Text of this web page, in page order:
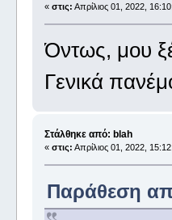
« στις: Απρίλιος 01, 2022,
Όντως, μου
Γενικά
Στάλθηκε από: blah
« στις: Απρίλιος 01, 2022,
Παράθεση